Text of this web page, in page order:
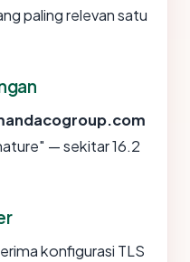
paling relevan satu
— sekitar 16.2
konfigurasi TLS